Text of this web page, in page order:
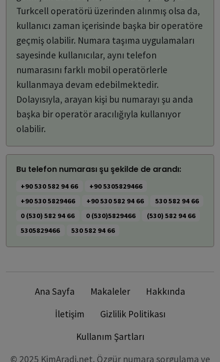
Turkcell operatörü üzerinden alınmış olsa da,
kullanıcı zaman içerisinde başka bir operatöre
geçmiş olabilir. Numara taşıma uygulamaları
sayesinde kullanıcılar, aynı telefon
numarasını farklı mobil operatörlerle
kullanmaya devam edebilmektedir.
Dolayısıyla, arayan kişi bu numarayı şu anda
başka bir operatör aracılığıyla kullanıyor
olabilir.
Bu telefon numarası şu şekilde de arandı:
+90 530 582 94 66
+90 5305829466
+90 530 5829466
+90 530 582 94 66
530 582 94 66
0 (530) 582 94 66
0 (530)5829466
(530) 582 94 66
5305829466
530 582 94 66
Ana Sayfa Makaleler
Hakkında
İletişim
Gizlilik Politikası
Kullanım Şartları
© 2025 KimAradi.net. Özgür numara sorgulama ve